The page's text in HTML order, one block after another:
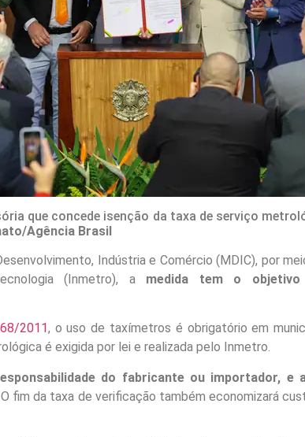
que concede isenção da taxa de serviço
Agência Brasil
Indústria e Comércio (MDIC), por
(Inmetro), a medida tem o
2011, o uso de taxímetros é obrigatório em
é exigida por lei e realizada pelo Inmetro.
do fabricante ou importador, e
. O fim da taxa de verificação também economizará